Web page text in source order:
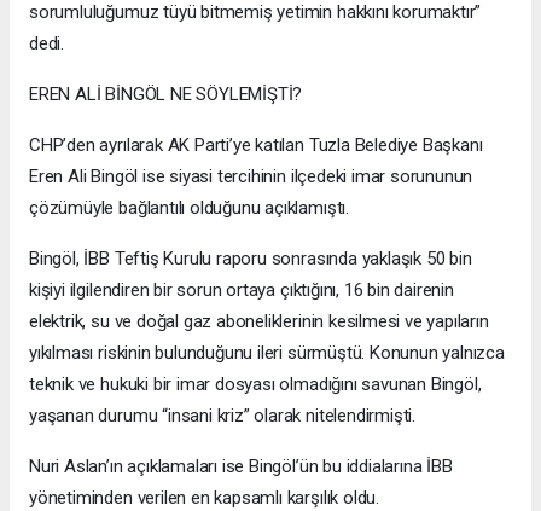
sorumluluğumuz tüyü bitmemiş yetimin hakkını korumaktır”
dedi.
EREN ALİ BİNGÖL NE SÖYLEMİŞTİ?
CHP’den ayrılarak AK Parti’ye katılan Tuzla Belediye Başkanı
Eren Ali Bingöl ise siyasi tercihinin ilçedeki imar sorununun
çözümüyle bağlantılı olduğunu açıklamıştı.
Bingöl, İBB Teftiş Kurulu raporu sonrasında yaklaşık 50 bin
kişiyi ilgilendiren bir sorun ortaya çıktığını, 16 bin dairenin
elektrik, su ve doğal gaz aboneliklerinin kesilmesi ve yapıların
yıkılması riskinin bulunduğunu ileri sürmüştü. Konunun yalnızca
teknik ve hukuki bir imar dosyası olmadığını savunan Bingöl,
yaşanan durumu “insani kriz” olarak nitelendirmişti.
Nuri Aslan’ın açıklamaları ise Bingöl’ün bu iddialarına İBB
yönetiminden verilen en kapsamlı karşılık oldu.